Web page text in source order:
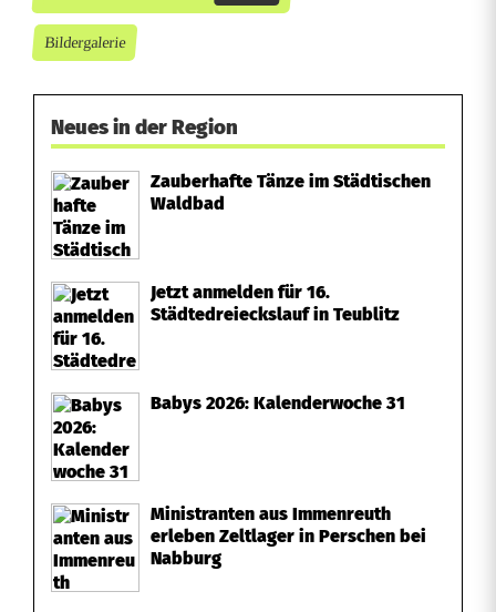
Bildergalerie
Neues in der Region
Zauberhafte Tänze im Städtischen
Waldbad
Jetzt anmelden für 16.
Städtedreieckslauf in Teublitz
Babys 2026: Kalenderwoche 31
Ministranten aus Immenreuth
erleben Zeltlager in Perschen bei
Nabburg